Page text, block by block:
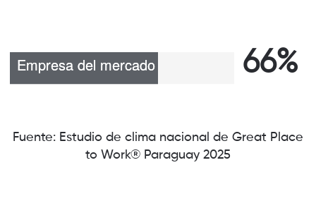
66%
Fuente: Estudio de clima nacional de Great Place
to Work® Paraguay 2025